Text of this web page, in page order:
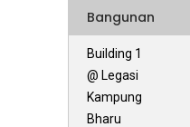
Bangunan
Building 1
@ Legasi
Kampung
Bharu